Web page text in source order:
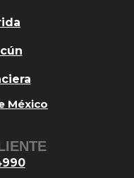
México